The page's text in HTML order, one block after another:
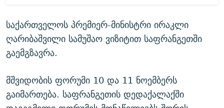
საქართველოს პრემიერ-მინისტრი ირაკლი
ღარიბაშვილი სამუშაო ვიზიტით საფრანგეთში
გაემგზავრა.
მშვიდობის ფორუმი 10 და 11 ნოემბერს
გაიმართება. საფრანგეთის დედაქალაქში